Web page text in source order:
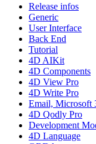
Release infos
Generic
User Interface
Back End
Tutorial
4D AIKit
4D Components
4D View Pro
4D Write Pro
Email, Microsoft
4D Qodly Pro
Development
4D Language